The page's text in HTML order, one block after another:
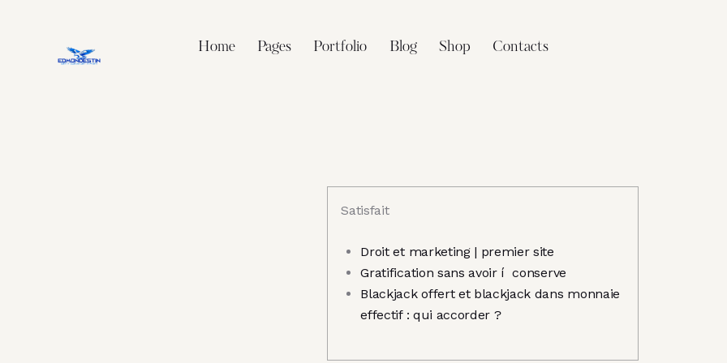
Home Pages Portfolio Blog Shop Contacts
Satisfait
Droit et marketing | premier site
Gratification sans avoir í conserve
Blackjack offert et blackjack dans monnaie
effectif : qui accorder ?